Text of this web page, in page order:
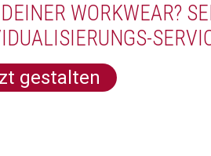
WORKWEAR?
gestalten